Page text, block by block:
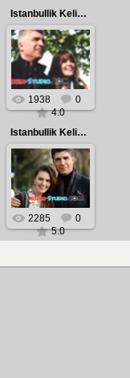
Istanbullik Kelin | Истанбуллик Келин
2018.02.13
Istanbullik Kelin |
Истанбуллик
Келин
Admin
1938
0
4.0
Istanbullik Kelin | Истанбуллик Келин
2018.02.13
Istanbullik Kelin |
Истанбуллик
Келин
Admin
2285
0
5.0